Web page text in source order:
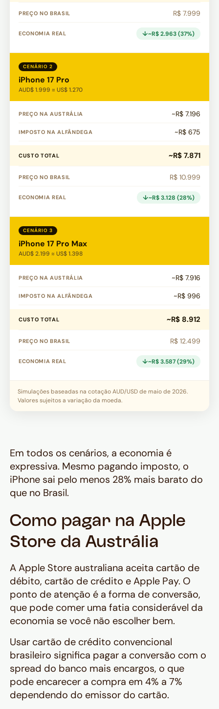
PREÇO NO BRASIL R$ 7.999
ECONOMIA REAL ~R$ 2.963 (37%)
CENÁRIO 2
iPhone 17 Pro
AUD$ 1.999 ≈ US$ 1.270
PREÇO NA AUSTRÁLIA ~R$ 7.196
IMPOSTO NA ALFÂNDEGA ~R$ 675
CUSTO TOTAL ~R$ 7.871
PREÇO NO BRASIL R$ 10.999
ECONOMIA REAL ~R$ 3.128 (28%)
CENÁRIO 3
iPhone 17 Pro Max
AUD$ 2.199 ≈ US$ 1.398
PREÇO NA AUSTRÁLIA ~R$ 7.916
IMPOSTO NA ALFÂNDEGA ~R$ 996
CUSTO TOTAL ~R$ 8.912
PREÇO NO BRASIL R$ 12.499
ECONOMIA REAL ~R$ 3.587 (29%)
Simulações baseadas na cotação AUD/USD de maio de 2026.
Valores sujeitos a variação da moeda.
Em todos os cenários, a economia é
expressiva. Mesmo pagando imposto, o
iPhone sai pelo menos 28% mais barato do
que no Brasil.
Como pagar na Apple
Store da Austrália
A Apple Store australiana aceita cartão de
débito, cartão de crédito e Apple Pay. O
ponto de atenção é a forma de conversão,
que pode comer uma fatia considerável da
economia se você não escolher bem.
Usar cartão de crédito convencional
brasileiro significa pagar a conversão com o
spread do banco mais encargos, o que
pode encarecer a compra em 4% a 7%
dependendo do emissor do cartão.